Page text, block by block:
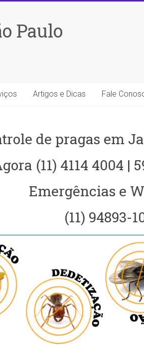
Paulo
Artigos e Dicas Fale
de pragas em
(11) 4114 4004 |
Emergências e
(11) 94893-